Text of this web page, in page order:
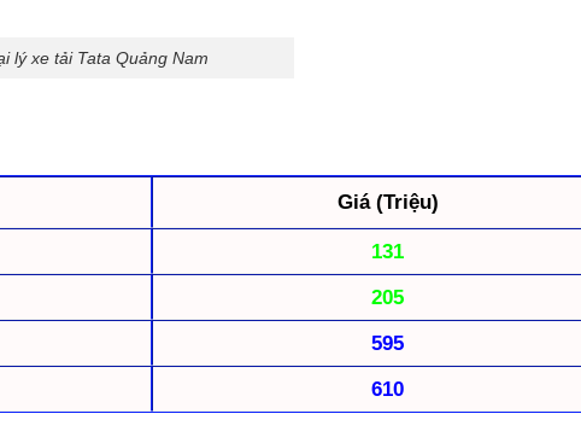
lý xe tải Tata Quảng Nam
Giá (Triệu)
131
205
595
610